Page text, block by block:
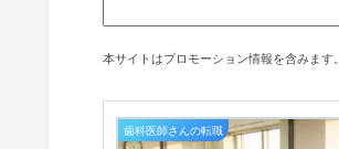
本サイトはプロモーション情報を含みます。
歯科医師さんの転職